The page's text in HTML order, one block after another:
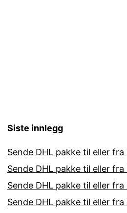
Siste innlegg
Sende DHL pakke til eller fra
Sende DHL pakke til eller fra
Sende DHL pakke til eller fra
Sende DHL pakke til eller fra